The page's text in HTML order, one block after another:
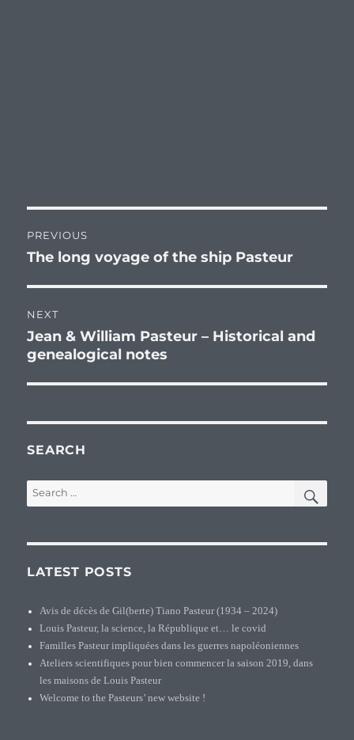
navigation
PREVIOUS
Previous
The long voyage of the ship Pasteur
NEXT
Next
post:
Jean & William Pasteur – Historical and
genealogical notes
SEARCH
Search
for:
LATEST POSTS
Avis de décès de Gil(berte) Tiano Pasteur (1934 – 2024)
Louis Pasteur, la science, la République et… le covid
Familles Pasteur impliquées dans les guerres napoléoniennes
Ateliers scientifiques pour bien commencer la saison 2019, dans
les maisons de Louis Pasteur
Welcome to the Pasteurs’ new website !